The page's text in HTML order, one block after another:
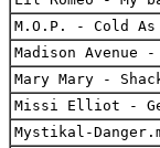
M.O.P. - Cold As
Madison Avenue
Mary Mary -
Missi Elliot -
Mystikal-